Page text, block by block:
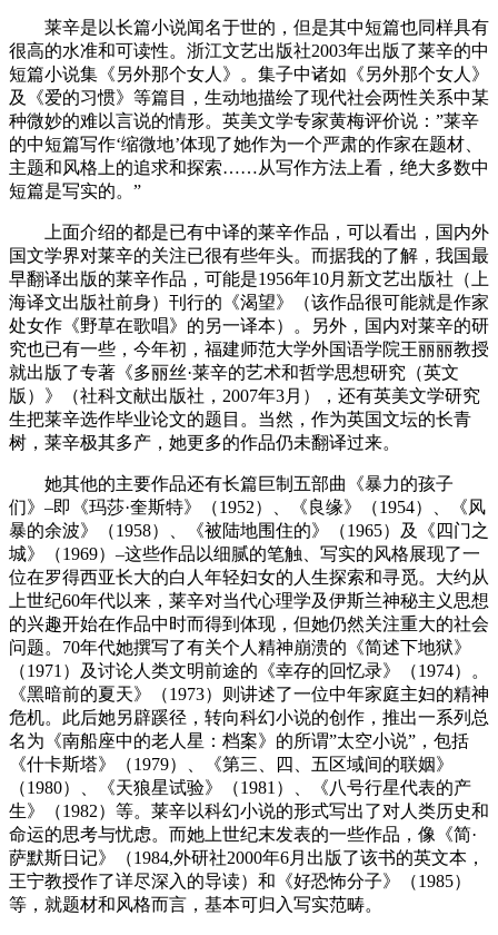
莱辛是以长篇小说闻名于世的，但是其中短篇也同样具有
很高的水准和可读性。浙江文艺出版社2003年出版了莱辛的中
短篇小说集《另外那个女人》。集子中诸如《另外那个女人》
及《爱的习惯》等篇目，生动地描绘了现代社会两性关系中某
种微妙的难以言说的情形。英美文学专家黄梅评价说：”莱辛
的中短篇写作‘缩微地’体现了她作为一个严肃的作家在题材、
主题和风格上的追求和探索……从写作方法上看，绝大多数中
短篇是写实的。”
上面介绍的都是已有中译的莱辛作品，可以看出，国内外
国文学界对莱辛的关注已很有些年头。而据我的了解，我国最
早翻译出版的莱辛作品，可能是1956年10月新文艺出版社（上
海译文出版社前身）刊行的《渴望》（该作品很可能就是作家
处女作《野草在歌唱》的另一译本）。另外，国内对莱辛的研
究也已有一些，今年初，福建师范大学外国语学院王丽丽教授
就出版了专著《多丽丝·莱辛的艺术和哲学思想研究（英文
版）》（社科文献出版社，2007年3月），还有英美文学研究
生把莱辛选作毕业论文的题目。当然，作为英国文坛的长青
树，莱辛极其多产，她更多的作品仍未翻译过来。
她其他的主要作品还有长篇巨制五部曲《暴力的孩子
们》–即《玛莎·奎斯特》（1952）、《良缘》（1954）、《风
暴的余波》（1958）、《被陆地围住的》（1965）及《四门之
城》（1969）–这些作品以细腻的笔触、写实的风格展现了一
位在罗得西亚长大的白人年轻妇女的人生探索和寻觅。大约从
上世纪60年代以来，莱辛对当代心理学及伊斯兰神秘主义思想
的兴趣开始在作品中时而得到体现，但她仍然关注重大的社会
问题。70年代她撰写了有关个人精神崩溃的《简述下地狱》
（1971）及讨论人类文明前途的《幸存的回忆录》（1974）。
《黑暗前的夏天》（1973）则讲述了一位中年家庭主妇的精神
危机。此后她另辟蹊径，转向科幻小说的创作，推出一系列总
名为《南船座中的老人星：档案》的所谓”太空小说”，包括
《什卡斯塔》（1979）、《第三、四、五区域间的联姻》
（1980）、《天狼星试验》（1981）、《八号行星代表的产
生》（1982）等。莱辛以科幻小说的形式写出了对人类历史和
命运的思考与忧虑。而她上世纪末发表的一些作品，像《简·
萨默斯日记》（1984,外研社2000年6月出版了该书的英文本，
王宁教授作了详尽深入的导读）和《好恐怖分子》（1985）
等，就题材和风格而言，基本可归入写实范畴。